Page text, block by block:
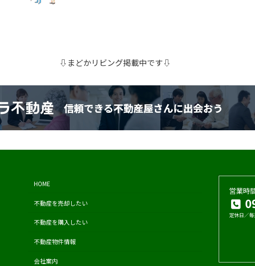
⇩まどかリビング掲載中です⇩
HOME
不動産を売却したい
不動産を購入したい
不動産物件情報
会社案内
営業時
定休日／